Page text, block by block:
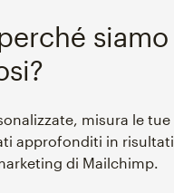
siamo
misura le tue
approfonditi in risultati
di Mailchimp.